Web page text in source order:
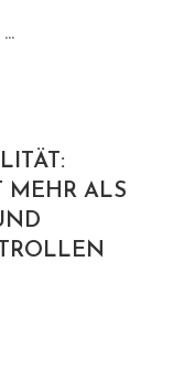
MEHR ALS